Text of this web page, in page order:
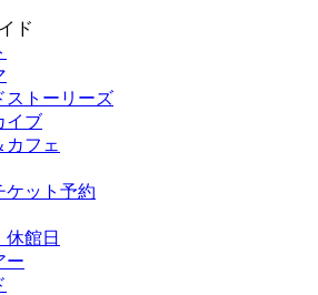
ド
ストーリーズ
イブ
カフェ
ケット予約
休館日
ー